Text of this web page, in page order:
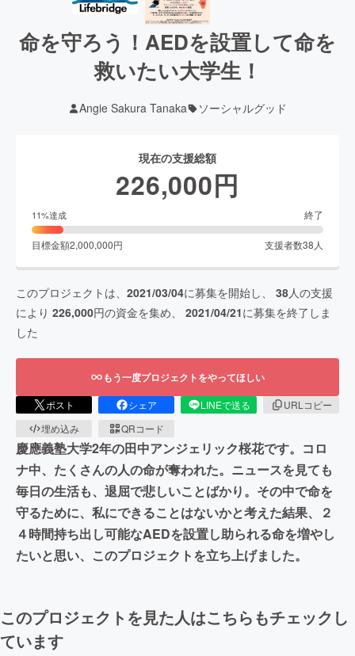
命を守ろう！AEDを設置して命を
救いたい大学生！
Angie Sakura Tanaka ソーシャルグッド
現在の支援総額
226,000円
11%達成 終了
目標金額2,000,000円 支援者数38 人
このプロジェクトは、 2021/03/04に募集を開始し、 38人の支援
により 226,000円の資金を集め、 2021/04/21に募集を終了しま
した
もう一度プロジェクトをやってほしい
ポスト シェア LINEで送る
URLコピー
埋め込み
QRコード
慶應義塾大学2年の田中アンジェリック桜花です。コロ
ナ中、たくさんの人の命が奪われた。ニュースを見ても
毎日の生活も、退屈で悲しいことばかり。その中で命を
守るために、私にできることはないかと考えた結果、２
４時間持ち出し可能なAEDを設置し助られる命を増やし
たいと思い、このプロジェクトを立ち上げました。
このプロジェクトを見た人はこちらもチェックし
ています